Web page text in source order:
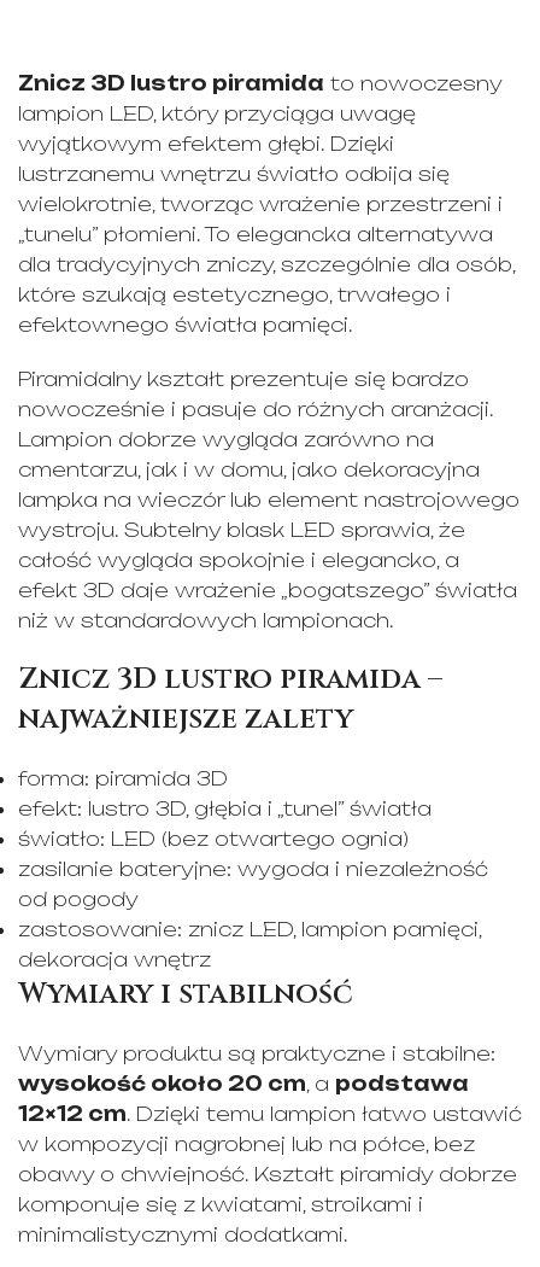
Znicz 3D lustro piramida to nowoczesny
lampion LED, który przyciąga uwagę
wyjątkowym efektem głębi. Dzięki
lustrzanemu wnętrzu światło odbija się
wielokrotnie, tworząc wrażenie przestrzeni i
„tunelu” płomieni. To elegancka alternatywa
dla tradycyjnych zniczy, szczególnie dla osób,
które szukają estetycznego, trwałego i
efektownego światła pamięci.
Piramidalny kształt prezentuje się bardzo
nowocześnie i pasuje do różnych aranżacji.
Lampion dobrze wygląda zarówno na
cmentarzu, jak i w domu, jako dekoracyjna
lampka na wieczór lub element nastrojowego
wystroju. Subtelny blask LED sprawia, że
całość wygląda spokojnie i elegancko, a
efekt 3D daje wrażenie „bogatszego” światła
niż w standardowych lampionach.
Znicz 3D lustro piramida –
najważniejsze zalety
forma: piramida 3D
efekt: lustro 3D, głębia i „tunel” światła
światło: LED (bez otwartego ognia)
zasilanie bateryjne: wygoda i niezależność
od pogody
zastosowanie: znicz LED, lampion pamięci,
dekoracja wnętrz
Wymiary i stabilność
Wymiary produktu są praktyczne i stabilne:
wysokość około 20 cm , a podstawa
12×12 cm. Dzięki temu lampion łatwo ustawić
w kompozycji nagrobnej lub na półce, bez
obawy o chwiejność. Kształt piramidy dobrze
komponuje się z kwiatami, stroikami i
minimalistycznymi dodatkami.